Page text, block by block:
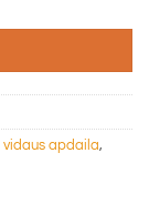
vidaus apdaila,